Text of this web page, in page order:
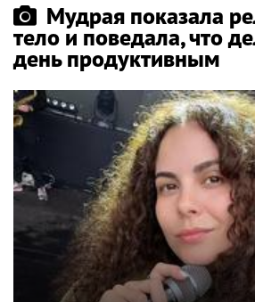
Мудрая показала
тело и поведала, что
день продуктивным